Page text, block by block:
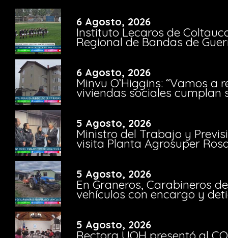
6 Agosto, 2026
Instituto Lecaros de
Regional de Bandas de
6 Agosto, 2026
Minvu O’Higgins: “Vamos a
viviendas sociales cumplan
5 Agosto, 2026
Ministro del Trabajo y
visita Planta Agrosuper
5 Agosto, 2026
En Graneros, Carabineros
vehículos con encargo y
5 Agosto, 2026
Rectora UOH presentó al